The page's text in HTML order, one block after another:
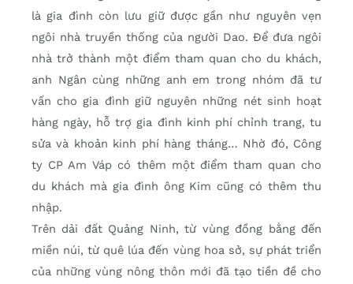
là gia đình còn lưu giữ được gần như nguyên vẹn
ngôi nhà truyền thống của người Dao. Để đưa ngôi
nhà trở thành một điểm tham quan cho du khách,
anh Ngân cùng những anh em trong nhóm đã tư
vấn cho gia đình giữ nguyên những nét sinh hoạt
hàng ngày, hỗ trợ gia đình kinh phí chỉnh trang, tu
sửa và khoản kinh phí hàng tháng… Nhờ đó, Công
ty CP Am Váp có thêm một điểm tham quan cho
du khách mà gia đình ông Kim cũng có thêm thu
nhập.
Trên dải đất Quảng Ninh, từ vùng đồng bằng đến
miền núi, từ quê lúa đến vùng hoa sở, sự phát triển
của những vùng nông thôn mới đã tạo tiền đề cho